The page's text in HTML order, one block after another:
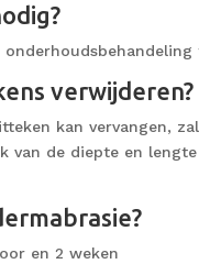
verwijderen?
kan vervangen,
van de diepte en
en 2 weken